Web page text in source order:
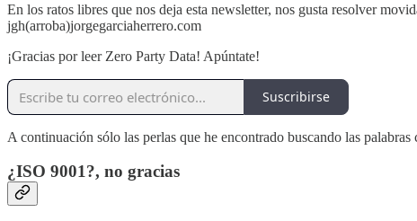
En los ratos libres que nos deja esta newsletter, nos gusta resolver
jgh(arroba)jorgegarciaherrero.com
¡Gracias por leer Zero Party Data! Apúntate!
Suscribirse
A continuación sólo las perlas que he encontrado buscando las
¿ISO 9001?, no gracias